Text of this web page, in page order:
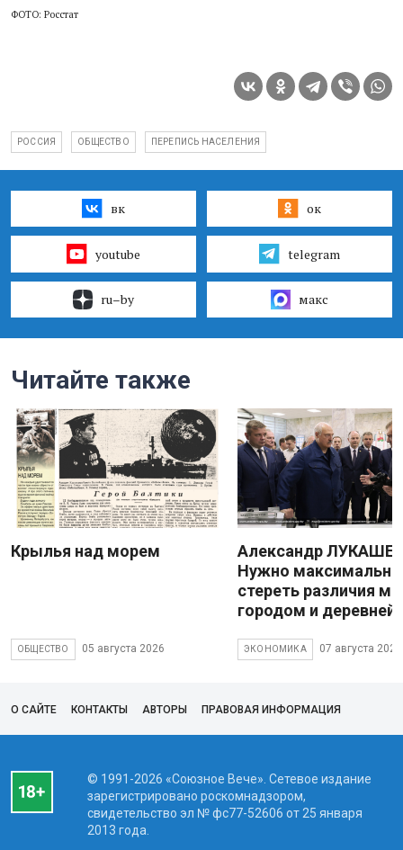
ФОТО: Росстат
РОССИЯ ОБЩЕСТВО ПЕРЕПИСЬ НАСЕЛЕНИЯ
вк ок
youtube telegram
ru–by макс
Читайте также
Крылья над морем
ОБЩЕСТВО 05 августа 2026
Александр
Нужно максимально
стереть различия
городом и деревней
ЭКОНОМИКА 07 августа 2026
О САЙТЕ КОНТАКТЫ АВТОРЫ ПРАВОВАЯ ИНФОРМАЦИЯ
© 1991-2026 «Союзное Вече». Сетевое издание
зарегистрировано роскомнадзором,
свидетельство эл № фc77-52606 от 25 января
2013 года.